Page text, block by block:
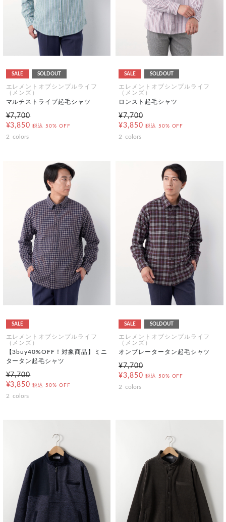
SALE SOLDOUT
エレメントオブシンプルライフ
（メンズ）
マルチストライプ起毛シャツ
¥7,700
¥3,850 税込 50% OFF
2 colors
SALE SOLDOUT
エレメントオブシンプルライフ
（メンズ）
ロンスト起毛シャツ
¥7,700
¥3,850 税込 50% OFF
2 colors
SALE
エレメントオブシンプルライフ
（メンズ）
【3buy40%OFF！対象商品】ミニ
タータン起毛シャツ
¥7,700
¥3,850 税込 50% OFF
2 colors
SALE SOLDOUT
エレメントオブシンプルライフ
（メンズ）
オンブレータータン起毛シャツ
¥7,700
¥3,850 税込 50% OFF
2 colors